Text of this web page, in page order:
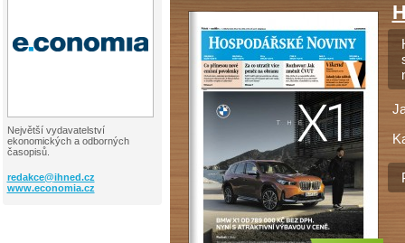
Největší vydavatelství
ekonomických a odborných
časopisů.
redakce@ihned.cz
www.economia.cz